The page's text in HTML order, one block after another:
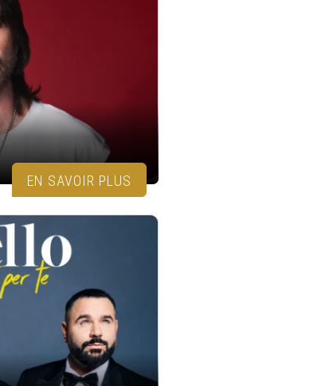
EN SAVOIR PLUS